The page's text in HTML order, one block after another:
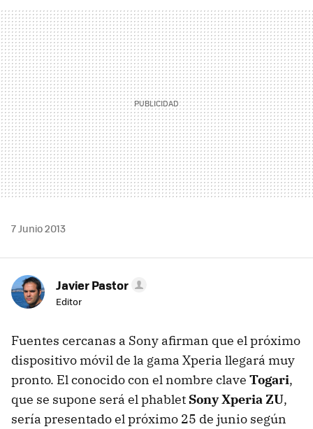
MAIL
7 Junio 2013
Javier Pastor
Editor
Fuentes cercanas a Sony afirman que el próximo
dispositivo móvil de la gama Xperia llegará muy
pronto. El conocido con el nombre clave Togari,
que se supone será el phablet Sony Xperia ZU,
sería presentado el próximo 25 de junio según